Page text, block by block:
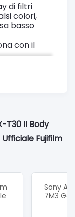
di filtri
colori,
basso
con il
una
immagini
di
4 da 23,5 x
T30 II Body
Fujifilm
Sony
7M3